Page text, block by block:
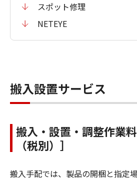
スポット修理
NETEYE
搬入設置サービス
搬入・設置・調整作業
（税別）］
搬入手配では、製品の開梱と指定